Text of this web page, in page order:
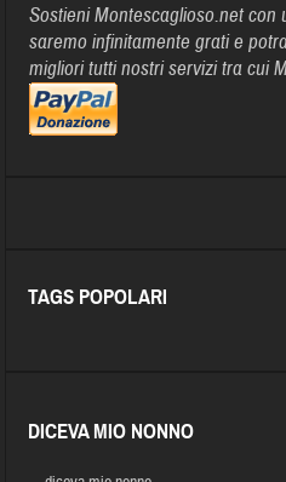
Sostieni Montescaglioso.net con
saremo infinitamente grati e
migliori tutti nostri servizi tra cui
TAGS POPOLARI
DICEVA MIO NONNO